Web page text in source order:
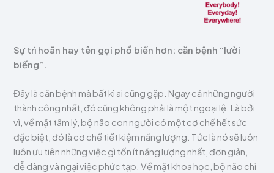
Sự trì hoãn hay tên gọi phổ biến hơn: căn bệnh “lười
biếng”.
Đây là căn bệnh mà bất kì ai cũng gặp. Ngay cả những người
thành công nhất, đó cũng không phải là một ngoại lệ. Là bởi
vì, về mặt tâm lý, bộ não con người có một cơ chế hết sức
đặc biệt, đó là cơ chế tiết kiệm năng lượng. Tức là nó sẽ luôn
luôn ưu tiên những việc gì tốn ít năng lượng nhất, đơn giản,
dễ dàng và ngại việc phức tạp. Về mặt khoa học, bộ não chỉ